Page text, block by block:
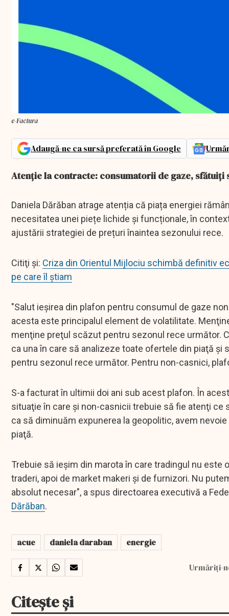
e-Factura
Adaugă-ne ca sursă preferată în Google
Atenție la contracte: consumatorii de gaze, sfătuiți
Daniela Dărăban atrage atenția că piața energiei
necesitatea unei piețe lichide și funcționale, în
ajustării strategiei de prețuri înaintea sezonului rece.
Citiţi şi: Criza din Orientul Mijlociu schimbă definitiv
pe care îl știam
"Salut ieşirea din plafon pentru consumul de gaze
acesta este principalul element de volatilitate.
menţine preţul scăzut pentru sezonul rece următor.
ca una în care să analizeze toate ofertele din piaţă
pentru sezonul rece următor. Pentru non-casnici,
S-a facturat în ultimii doi ani sub acest plafon. În
situaţie în care şi non-casnicii trebuie să fie atenţi
ca să diminuăm expunerea la geopolitic, avem
piaţă.
Trebuie să ieşim din marota în care tradingul nu
traderi, apoi de market makeri şi de furnizori. Nu
absolut necesar", a spus directoarea executivă a
Dărăban.
acue daniela daraban energie
Urmăriți-
Citește și